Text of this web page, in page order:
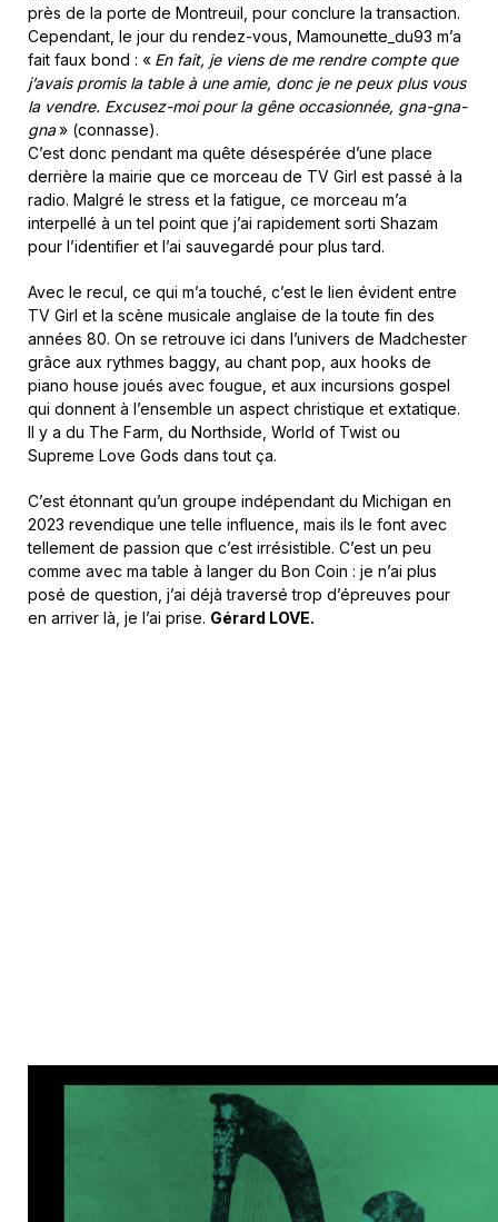
près de la porte de Montreuil, pour conclure la transaction.
Cependant, le jour du rendez-vous, Mamounette_du93 m’a
fait faux bond : « En fait, je viens de me rendre compte que
j’avais promis la table à une amie, donc je ne peux plus vous
la vendre. Excusez-moi pour la gêne occasionnée, gna-gna-
gna» (connasse).
C’est donc pendant ma quête désespérée d’une place
derrière la mairie que ce morceau de TV Girl est passé à la
radio. Malgré le stress et la fatigue, ce morceau m’a
interpellé à un tel point que j’ai rapidement sorti Shazam
pour l’identifier et l’ai sauvegardé pour plus tard.
Avec le recul, ce qui m’a touché, c’est le lien évident entre
TV Girl et la scène musicale anglaise de la toute fin des
années 80. On se retrouve ici dans l’univers de Madchester
grâce aux rythmes baggy, au chant pop, aux hooks de
piano house joués avec fougue, et aux incursions gospel
qui donnent à l’ensemble un aspect christique et extatique.
Il y a du The Farm, du Northside, World of Twist ou
Supreme Love Gods dans tout ça.
C’est étonnant qu’un groupe indépendant du Michigan en
2023 revendique une telle influence, mais ils le font avec
tellement de passion que c’est irrésistible. C’est un peu
comme avec ma table à langer du Bon Coin : je n’ai plus
posé de question, j’ai déjà traversé trop d’épreuves pour
en arriver là, je l’ai prise. Gérard LOVE.